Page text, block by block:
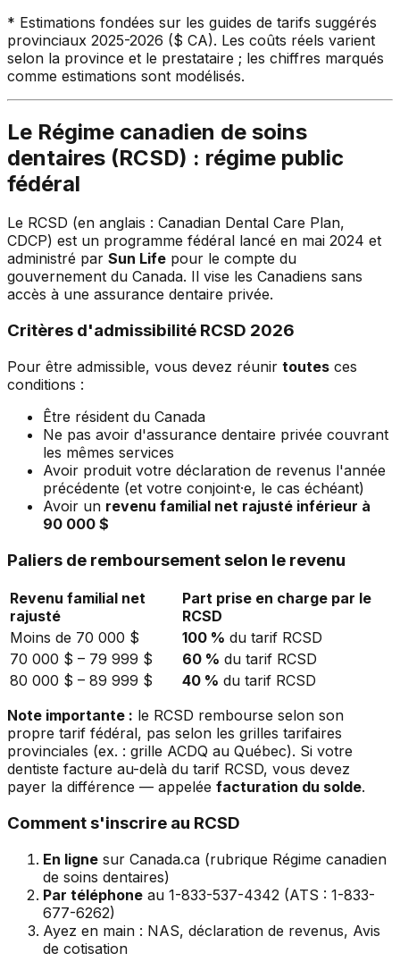
* Estimations fondées sur les guides de tarifs suggérés
provinciaux 2025-2026 ($ CA). Les coûts réels varient
selon la province et le prestataire ; les chiffres marqués
comme estimations sont modélisés.
Le Régime canadien de soins
dentaires (RCSD) : régime public
fédéral
Le RCSD (en anglais : Canadian Dental Care Plan,
CDCP) est un programme fédéral lancé en mai 2024 et
administré par Sun Life pour le compte du
gouvernement du Canada. Il vise les Canadiens sans
accès à une assurance dentaire privée.
Critères d'admissibilité RCSD 2026
Pour être admissible, vous devez réunir toutes ces
conditions :
Être résident du Canada
Ne pas avoir d'assurance dentaire privée couvrant
les mêmes services
Avoir produit votre déclaration de revenus l'année
précédente (et votre conjoint·e, le cas échéant)
Avoir un revenu familial net rajusté inférieur à
90 000 $
Paliers de remboursement selon le revenu
Revenu familial net
rajusté
Part prise en charge par le
RCSD
Moins de 70 000 $
100 % du tarif RCSD
70 000 $ – 79 999 $
60 % du tarif RCSD
80 000 $ – 89 999 $
40 % du tarif RCSD
Note importante : le RCSD rembourse selon son
propre tarif fédéral, pas selon les grilles tarifaires
provinciales (ex. : grille ACDQ au Québec). Si votre
dentiste facture au-delà du tarif RCSD, vous devez
payer la différence — appelée facturation du solde.
Comment s'inscrire au RCSD
En ligne sur Canada.ca (rubrique Régime canadien
de soins dentaires)
Par téléphone au 1-833-537-4342 (ATS : 1-833-
677-6262)
Ayez en main : NAS, déclaration de revenus, Avis
de cotisation